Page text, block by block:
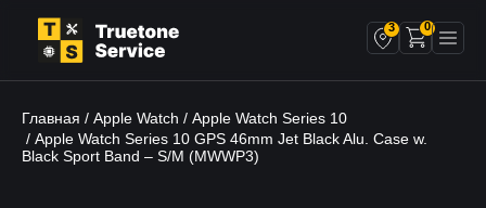
3 0
Главная / Apple Watch / Apple Watch Series 10
/ Apple Watch Series 10 GPS 46mm Jet Black Alu. Case w.
Black Sport Band – S/M (MWWP3)